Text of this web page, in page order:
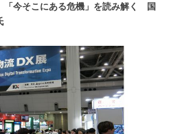
「今そこにある危機」を読み解く 国